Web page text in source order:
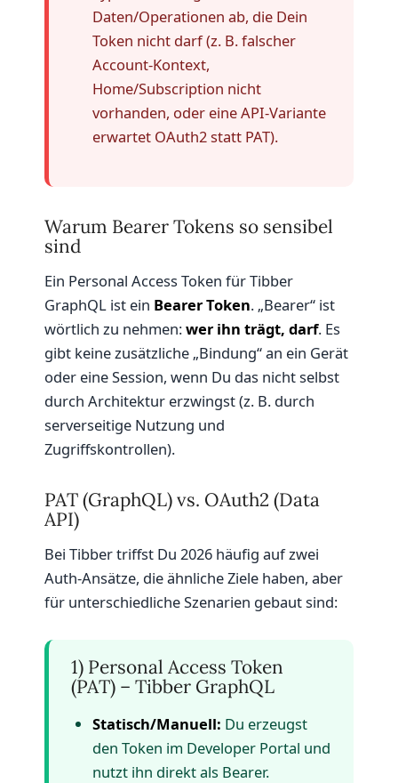
Daten/Operationen ab, die Dein
Token nicht darf (z. B. falscher
Account-Kontext,
Home/Subscription nicht
vorhanden, oder eine API-Variante
erwartet OAuth2 statt PAT).
Warum Bearer Tokens so sensibel
sind
Ein Personal Access Token für Tibber
GraphQL ist ein Bearer Token. „Bearer“ ist
wörtlich zu nehmen:wer ihn trägt, darf. Es
gibt keine zusätzliche „Bindung“ an ein Gerät
oder eine Session, wenn Du das nicht selbst
durch Architektur erzwingst (z. B. durch
serverseitige Nutzung und
Zugriffskontrollen).
PAT (GraphQL) vs. OAuth2 (Data
API)
Bei Tibber triffst Du 2026 häufig auf zwei
Auth-Ansätze, die ähnliche Ziele haben, aber
für unterschiedliche Szenarien gebaut sind:
1) Personal Access Token
(PAT) – Tibber GraphQL
Statisch/Manuell: Du erzeugst
den Token im Developer Portal und
nutzt ihn direkt als Bearer.